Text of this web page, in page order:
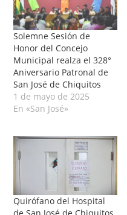
Solemne Sesión de
Honor del Concejo
Municipal realza el 328°
Aniversario Patronal de
San José de Chiquitos
1 de mayo de 2025
En «San José»
Quirófano del Hospital